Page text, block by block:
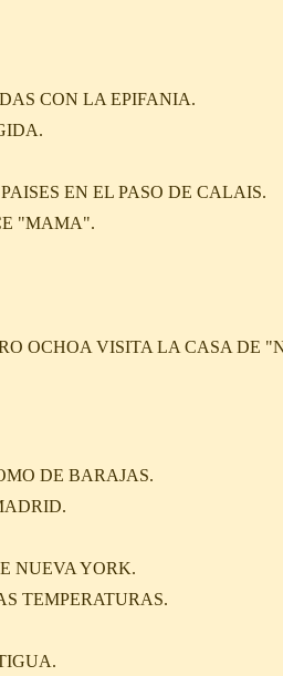
CON LA EPIFANIA.
EN EL PASO DE CALAIS.
"MAMA".
OCHOA VISITA LA CASA DE
DE BARAJAS.
NUEVA YORK.
TEMPERATURAS.